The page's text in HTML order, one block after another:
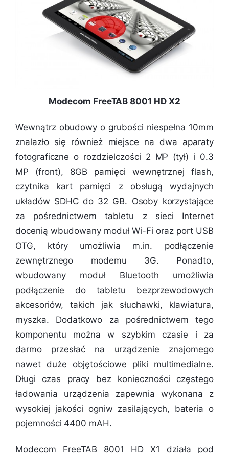
Modecom FreeTAB 8001 HD X2
Wewnątrz obudowy o grubości niespełna 10mm
znalazło się również miejsce na dwa aparaty
fotograficzne o rozdzielczości 2 MP (tył) i 0.3
MP (front), 8GB pamięci wewnętrznej flash,
czytnika kart pamięci z obsługą wydajnych
układów SDHC do 32 GB. Osoby korzystające
za pośrednictwem tabletu z sieci Internet
docenią wbudowany moduł Wi-Fi oraz port USB
OTG, który umożliwia m.in. podłączenie
zewnętrznego modemu 3G. Ponadto,
wbudowany moduł Bluetooth umożliwia
podłączenie do tabletu bezprzewodowych
akcesoriów, takich jak słuchawki, klawiatura,
myszka. Dodatkowo za pośrednictwem tego
komponentu można w szybkim czasie i za
darmo przesłać na urządzenie znajomego
nawet duże objętościowe pliki multimedialne.
Długi czas pracy bez konieczności częstego
ładowania urządzenia zapewnia wykonana z
wysokiej jakości ogniw zasilających, bateria o
pojemności 4400 mAH.
Modecom FreeTAB 8001 HD X1 działa pod